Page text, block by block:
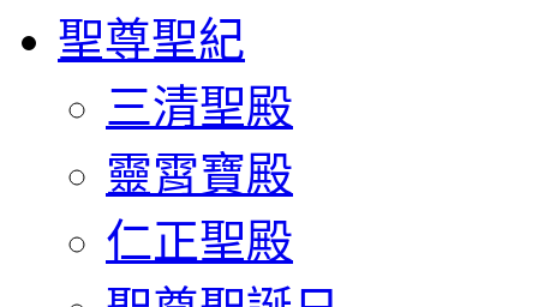
聖尊聖紀
三清聖殿
靈霄寶殿
仁正聖殿